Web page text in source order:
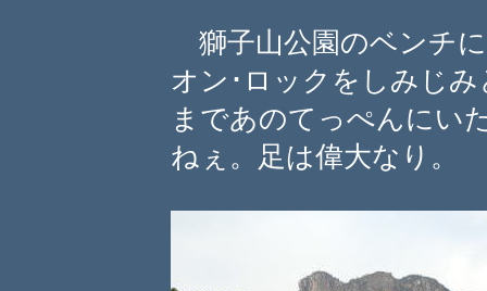
獅子山公園のベンチ
オン･ロックをしみじ
まであのてっぺんにい
ねぇ。足は偉大なり。